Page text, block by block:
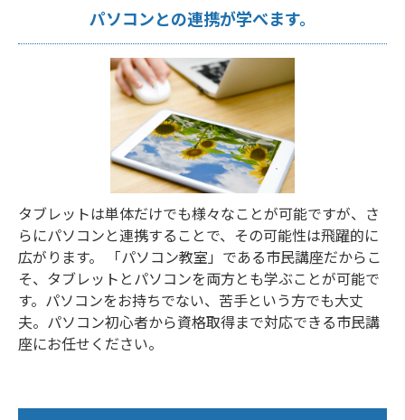
パソコンとの連携が学べます。
タブレットは単体だけでも様々なことが可能ですが、さ
らにパソコンと連携することで、その可能性は飛躍的に
広がります。 「パソコン教室」である市民講座だからこ
そ、タブレットとパソコンを両方とも学ぶことが可能で
す。パソコンをお持ちでない、苦手という方でも大丈
夫。パソコン初心者から資格取得まで対応できる市民講
座にお任せください。